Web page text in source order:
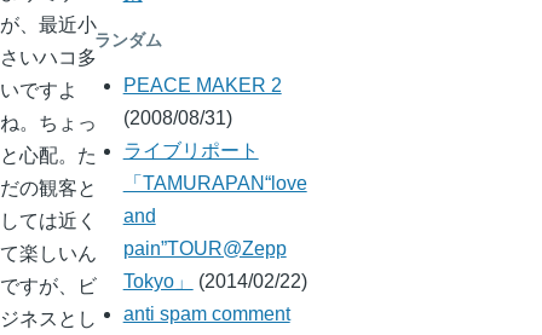
が、最近小
さいハコ多
いですよ
ね。ちょっ
と心配。た
だの観客と
しては近く
て楽しいん
ですが、ビ
ジネスとし
ランダム
PEACE MAKER 2
(2008/08/31)
ライブリポート
「TAMURAPAN“love
and
pain”TOUR@Zepp
Tokyo」
(2014/02/22)
anti spam comment